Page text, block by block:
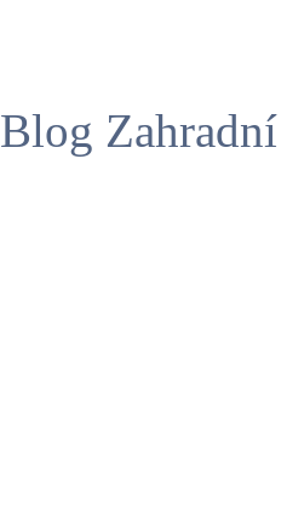
Blog